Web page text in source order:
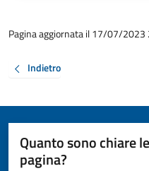
Pagina aggiornata il 17/07/2023
Indietro
Quanto sono chiare
pagina?